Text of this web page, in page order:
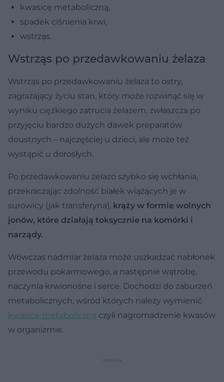
kwasicę metaboliczną,
spadek ciśnienia krwi,
wstrząs.
Wstrząs po przedawkowaniu żelaza
Wstrząs po przedawkowaniu żelaza to ostry,
zagrażający życiu stan, który może rozwinąć się w
wyniku ciężkiego zatrucia żelazem, zwłaszcza po
przyjęciu bardzo dużych dawek preparatów
doustnych – najczęściej u dzieci, ale może też
wystąpić u dorosłych.
Po przedawkowaniu żelazo szybko się wchłania,
przekraczając zdolność białek wiążących je w
surowicy (jak transferyna), krąży w formie wolnych
jonów, które działają toksycznie na komórki i
narządy.
Wówczas nadmiar żelaza może uszkadzać nabłonek
przewodu pokarmowego, a następnie wątrobę,
naczynia krwionośne i serce. Dochodzi do zaburzeń
metabolicznych, wśród których należy wymienić
kwasicę metaboliczną czyli nagromadzenie kwasów
w organizmie.